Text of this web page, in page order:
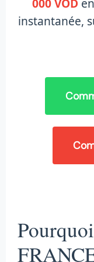
instantanée,